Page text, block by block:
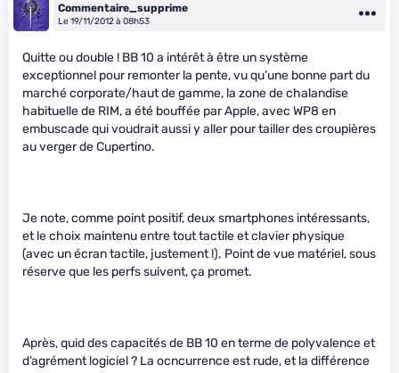
Commentaire_supprime
Le 19/11/2012 à 08h53
Quitte ou double ! BB 10 a intérêt à être un système
exceptionnel pour remonter la pente, vu qu’une bonne part du
marché corporate/haut de gamme, la zone de chalandise
habituelle de RIM, a été bouffée par Apple, avec WP8 en
embuscade qui voudrait aussi y aller pour tailler des croupières
au verger de Cupertino.
Je note, comme point positif, deux smartphones intéressants,
et le choix maintenu entre tout tactile et clavier physique
(avec un écran tactile, justement !). Point de vue matériel, sous
réserve que les perfs suivent, ça promet.
Après, quid des capacités de BB 10 en terme de polyvalence et
d’agrément logiciel ? La ocncurrence est rude, et la différence